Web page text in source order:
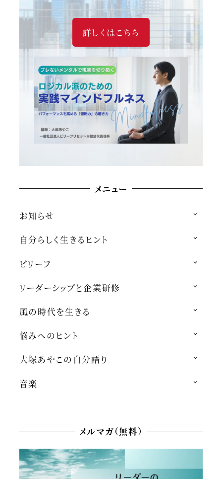
詳しくはこちら
メニュー
お知らせ
自分らしく生きるヒント
ビリーフ
リーダーシップと企業研修
風の時代を生きる
悩みへのヒント
大塚あやこの自分語り
音楽
メルマガ（無料）